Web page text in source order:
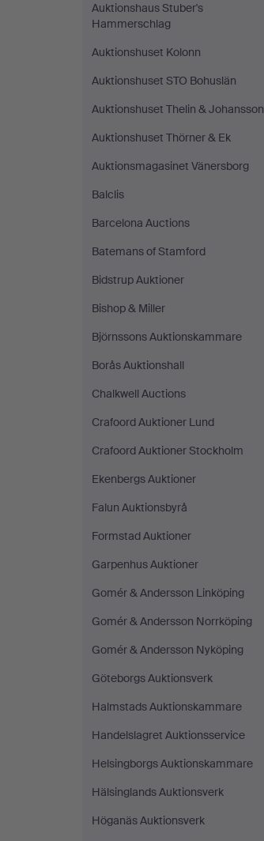
Auktionshaus Stuber's
Hammerschlag
Auktionshuset Kolonn
Auktionshuset STO Bohuslän
Auktionshuset Thelin & Johansson
Auktionshuset Thörner & Ek
Auktionsmagasinet Vänersborg
Balclis
Barcelona Auctions
Batemans of Stamford
Bidstrup Auktioner
Bishop & Miller
Björnssons Auktionskammare
Borås Auktionshall
Chalkwell Auctions
Crafoord Auktioner Lund
Crafoord Auktioner Stockholm
Ekenbergs Auktioner
Falun Auktionsbyrå
Formstad Auktioner
Garpenhus Auktioner
Gomér & Andersson Linköping
Gomér & Andersson Norrköping
Gomér & Andersson Nyköping
Göteborgs Auktionsverk
Halmstads Auktionskammare
Handelslagret Auktionsservice
Helsingborgs Auktionskammare
Hälsinglands Auktionsverk
Höganäs Auktionsverk